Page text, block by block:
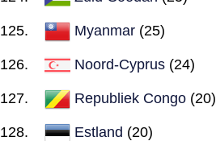
Myanmar (25)
Noord-Cyprus (24)
Republiek Congo (20)
Estland (20)